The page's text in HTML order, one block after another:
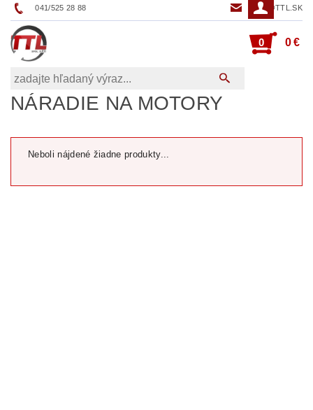
041/525 28 88 TTL@TTL.SK
0 0 €
NÁRADIE NA MOTORY
Neboli nájdené žiadne produkty...